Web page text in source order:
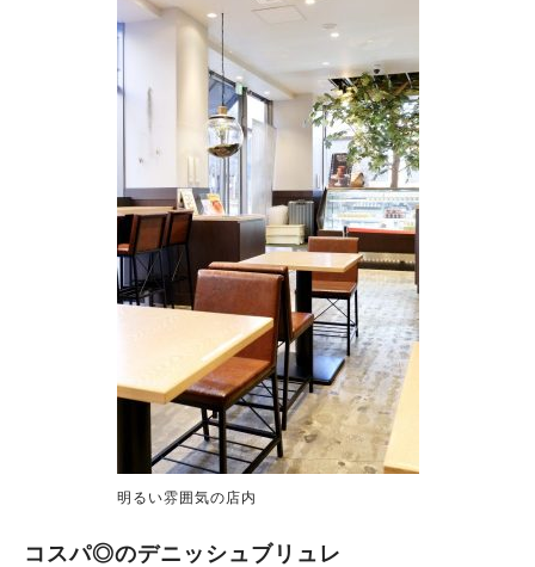
明るい雰囲気の店内
コスパ◎のデニッシュブリュレ